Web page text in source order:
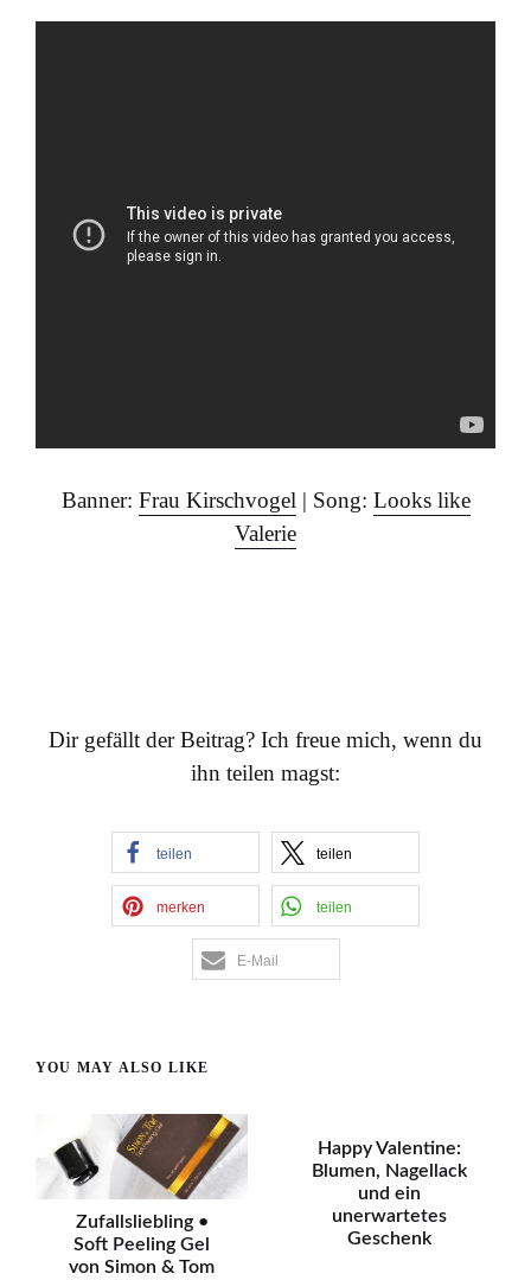
Banner: Frau Kirschvogel| Song: Looks like
Valerie
Dir gefällt der Beitrag? Ich freue mich, wenn du
ihn teilen magst:
teilen teilen
merken teilen
E-Mail
YOU MAY ALSO LIKE
Zufallsliebling •
Soft Peeling Gel
von Simon & Tom
Happy Valentine:
Blumen, Nagellack
und ein
unerwartetes
Geschenk